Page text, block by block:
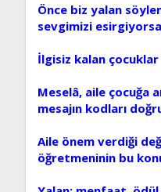
Önce biz yalan
sevgimizi
İlgisiz kalan
Meselâ, aile çocuğa
mesajın kodları
Aile önem verdiği
öğretmeninin bu